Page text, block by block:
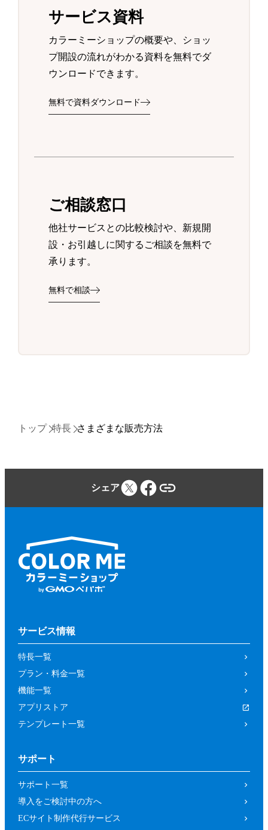
サービス資料
カラーミーショップの概要や、ショッ
プ開設の流れがわかる資料を無料でダ
ウンロードできます。
無料で資料ダウンロード
ご相談窓口
他社サービスとの比較検討や、新規開
設・お引越しに関するご相談を無料で
承ります。
無料で相談
トップ 特長 さまざまな販売方法
シェア
サービス情報
特長一覧
プラン・料金一覧
機能一覧
アプリストア
テンプレート一覧
サポート
サポート一覧
導入をご検討中の方へ
ECサイト制作代行サービス